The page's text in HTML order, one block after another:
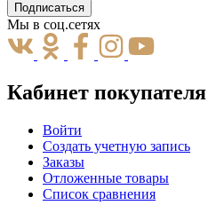
Подписаться
Мы в соц.сетях
Кабинет покупателя
Войти
Создать учетную запись
Заказы
Отложенные товары
Список сравнения